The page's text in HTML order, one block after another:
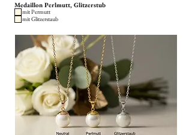
Medaillon Perlmutt, Glitzerstub
mit Permutt
mit Glitzerstaub